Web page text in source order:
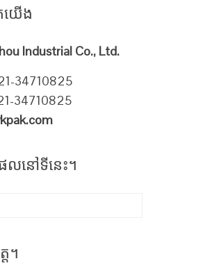
ើង
Industrial Co., Ltd.
34710825
34710825
លនៅទីនេះ។
។